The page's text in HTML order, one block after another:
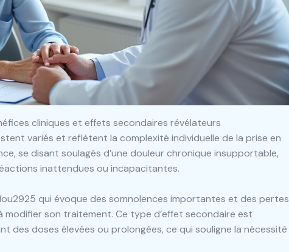
cliniques et effets secondaires révélateurs
variés et reflètent la complexité individuelle de la prise en
se disant soulagés d’une douleur chronique insupportable,
inattendues ou incapacitantes.
qui évoque des somnolences importantes et des pertes
modifier son traitement. Ce type d’effet secondaire est
des doses élevées ou prolongées, ce qui souligne la nécessité